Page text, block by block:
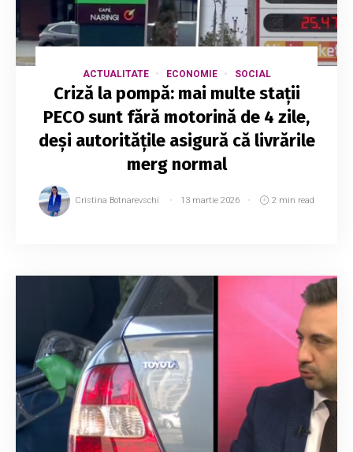
ACTUALITATE ECONOMIE SOCIAL
Criză la pompă: mai multe stații
PECO sunt fără motorină de 4 zile,
deși autoritățile asigură că livrările
merg normal
Cristina Botnarevschi 13 martie 2026 2 min read